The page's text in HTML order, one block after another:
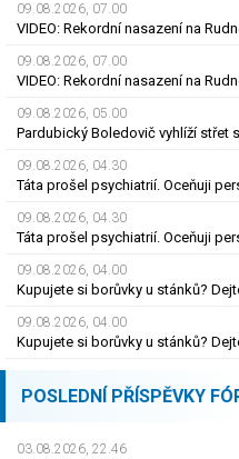
09.08.2026, 07.00
09.08.2026, 07.00
09.08.2026, 05.00
09.08.2026, 04.30
Táta prošel psychiatrií. Oceňuji
09.08.2026, 04.30
Táta prošel psychiatrií. Oceňuji
09.08.2026, 04.00
Kupujete si borůvky u stánků?
09.08.2026, 04.00
Kupujete si borůvky u stánků?
POSLEDNÍ PŘÍSPĚVKY
03.08.2026, 22.46